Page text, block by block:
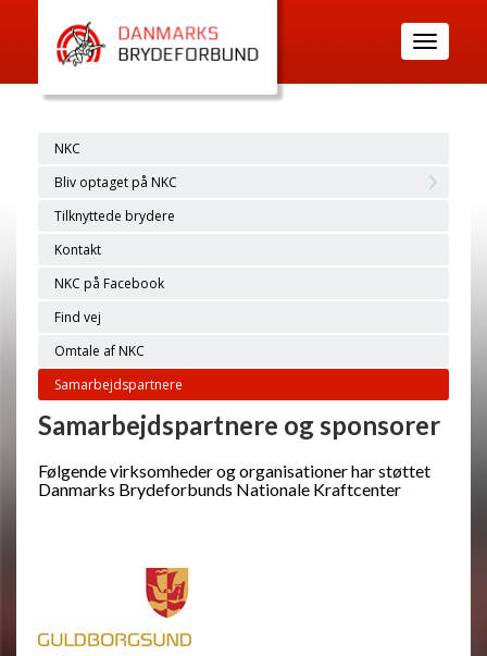
Toggle
navigation
NKC
Bliv optaget på NKC
Tilknyttede brydere
Kontakt
NKC på Facebook
Find vej
Omtale af NKC
Samarbejdspartnere
Samarbejdspartnere og sponsorer
Følgende virksomheder og organisationer har støttet
Danmarks Brydeforbunds Nationale Kraftcenter